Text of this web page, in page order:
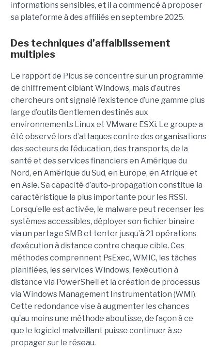
informations sensibles, et il a commencé à proposer
sa plateforme à des affiliés en septembre 2025.
Des techniques d’affaiblissement
multiples
Le rapport de Picus se concentre sur un programme
de chiffrement ciblant Windows, mais d’autres
chercheurs ont signalé l’existence d’une gamme plus
large d’outils Gentlemen destinés aux
environnements Linux et VMware ESXi. Le groupe a
été observé lors d’attaques contre des organisations
des secteurs de l’éducation, des transports, de la
santé et des services financiers en Amérique du
Nord, en Amérique du Sud, en Europe, en Afrique et
en Asie. Sa capacité d’auto-propagation constitue la
caractéristique la plus importante pour les RSSI.
Lorsqu’elle est activée, le malware peut recenser les
systèmes accessibles, déployer son fichier binaire
via un partage SMB et tenter jusqu’à 21 opérations
d’exécution à distance contre chaque cible. Ces
méthodes comprennent PsExec, WMIC, les tâches
planifiées, les services Windows, l’exécution à
distance via PowerShell et la création de processus
via Windows Management Instrumentation (WMI).
Cette redondance vise à augmenter les chances
qu’au moins une méthode aboutisse, de façon à ce
que le logiciel malveillant puisse continuer à se
propager sur le réseau.